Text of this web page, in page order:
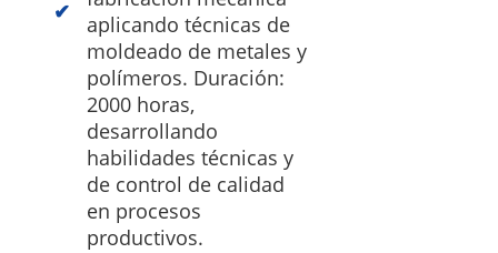
aplicando técnicas de
moldeado de metales y
polímeros. Duración:
2000 horas,
desarrollando
habilidades técnicas y
de control de calidad
en procesos
productivos.